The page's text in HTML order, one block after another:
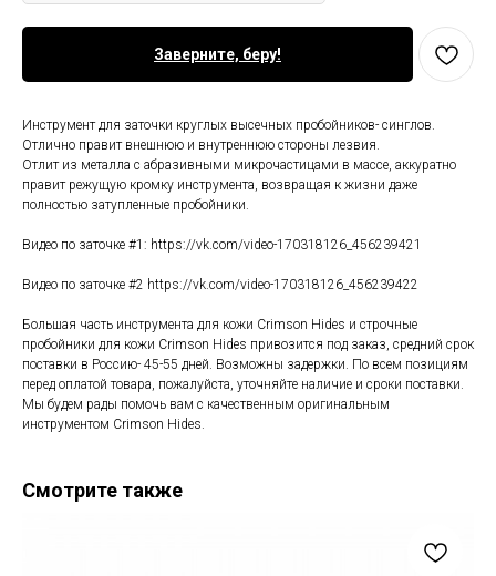
Заверните, беру!
Инструмент для заточки круглых высечных пробойников- синглов.
Отлично правит внешнюю и внутреннюю стороны лезвия.
Отлит из металла с абразивными микрочастицами в массе, аккуратно
правит режущую кромку инструмента, возвращая к жизни даже
полностью затупленные пробойники.
Видео по заточке #1: https://vk.com/video-170318126_456239421
Видео по заточке #2 https://vk.com/video-170318126_456239422
Большая часть инструмента для кожи Crimson Hides и строчные
пробойники для кожи Crimson Hides привозится под заказ, средний срок
поставки в Россию- 45-55 дней. Возможны задержки. По всем позициям
перед оплатой товара, пожалуйста, уточняйте наличие и сроки поставки.
Мы будем рады помочь вам с качественным оригинальным
инструментом Crimson Hides.
Смотрите также